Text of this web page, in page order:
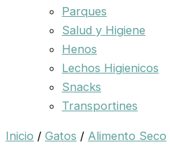
Parques
Salud y Higiene
Henos
Lechos Higienicos
Snacks
Transportines
Inicio / Gatos / Alimento Seco